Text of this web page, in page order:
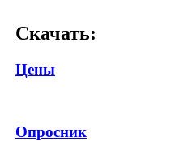
Скачать:
Цены
Опросник